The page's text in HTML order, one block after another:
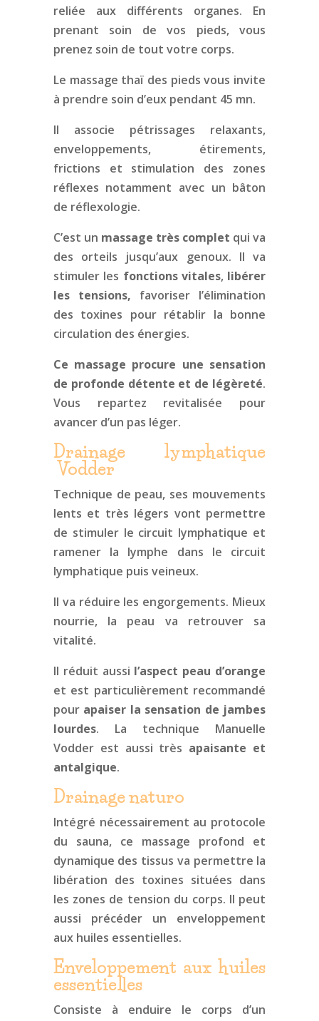
reliée aux différents organes. En
prenant soin de vos pieds, vous
prenez soin de tout votre corps.
Le massage thaï des pieds vous invite
à prendre soin d’eux pendant 45 mn.
Il associe pétrissages relaxants,
enveloppements, étirements,
frictions et stimulation des zones
réflexes notamment avec un bâton
de réflexologie.
C’est un massage très complet qui va
des orteils jusqu’aux genoux. Il va
stimuler les fonctions vitales, libérer
les tensions, favoriser l’élimination
des toxines pour rétablir la bonne
circulation des énergies.
Ce massage procure une sensation
de profonde détente et de légèreté.
Vous repartez revitalisée pour
avancer d’un pas léger.
Drainage lymphatique
Vodder
Technique de peau, ses mouvements
lents et très légers vont permettre
de stimuler le circuit lymphatique et
ramener la lymphe dans le circuit
lymphatique puis veineux.
Il va réduire les engorgements. Mieux
nourrie, la peau va retrouver sa
vitalité.
Il réduit aussi l’aspect peau d’orange
et est particulièrement recommandé
pour apaiser la sensation de jambes
lourdes. La technique Manuelle
Vodder est aussi très apaisante et
antalgique.
Drainage naturo
Intégré nécessairement au protocole
du sauna, ce massage profond et
dynamique des tissus va permettre la
libération des toxines situées dans
les zones de tension du corps. Il peut
aussi précéder un enveloppement
aux huiles essentielles.
Enveloppement aux huiles
essentielles
Consiste à enduire le corps d’un